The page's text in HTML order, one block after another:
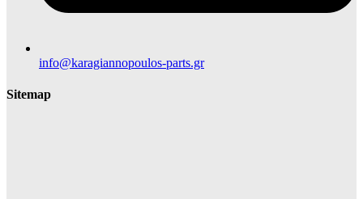
info@karagiannopoulos-parts.gr
Sitemap